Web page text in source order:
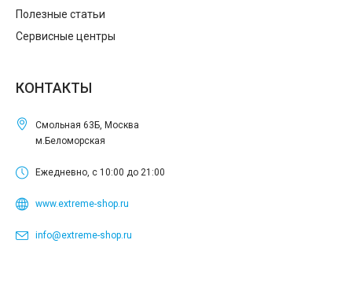
Полезные статьи
Сервисные центры
КОНТАКТЫ
Смольная 63Б, Москва
м.Беломорская
Ежедневно, с 10:00 до 21:00
www.extreme-shop.ru
info@extreme-shop.ru